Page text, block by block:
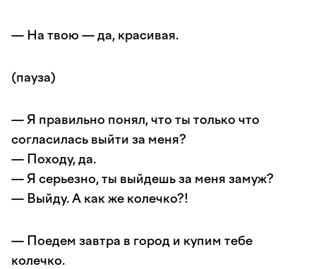
— На твою — да, красивая.
(пауза)
— Я правильно понял, что ты только что
согласилась выйти за меня?
— Походу, да.
— Я серьезно, ты выйдешь за меня замуж?
— Выйду. А как же колечко?!
— Поедем завтра в город и купим тебе
колечко.